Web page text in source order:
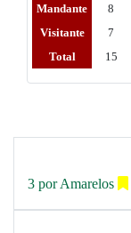
Mandante 8
Visitante
7
Total
15
3 por Amarelos